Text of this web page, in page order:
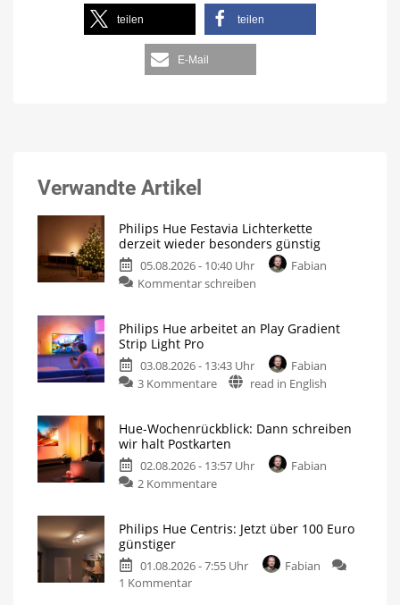
teilen teilen
E-Mail
Verwandte Artikel
Philips Hue Festavia Lichterkette
derzeit wieder besonders günstig
05.08.2026 - 10:40 Uhr
Fabian
Kommentar schreiben
Philips Hue arbeitet an Play Gradient
Strip Light Pro
03.08.2026 - 13:43 Uhr
Fabian
3 Kommentare
read in English
Hue-Wochenrückblick: Dann schreiben
wir halt Postkarten
02.08.2026 - 13:57 Uhr
Fabian
2 Kommentare
Philips Hue Centris: Jetzt über 100 Euro
günstiger
01.08.2026 - 7:55 Uhr
Fabian
1 Kommentar